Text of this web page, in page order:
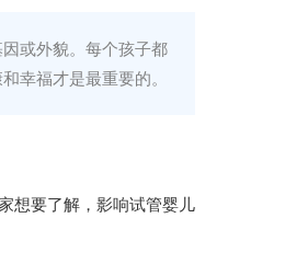
或外貌。每个孩子都
幸福才是最重要的。
想要了解，影响试管婴儿